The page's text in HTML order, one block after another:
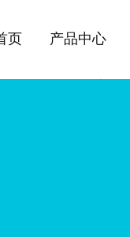
页 产品中心